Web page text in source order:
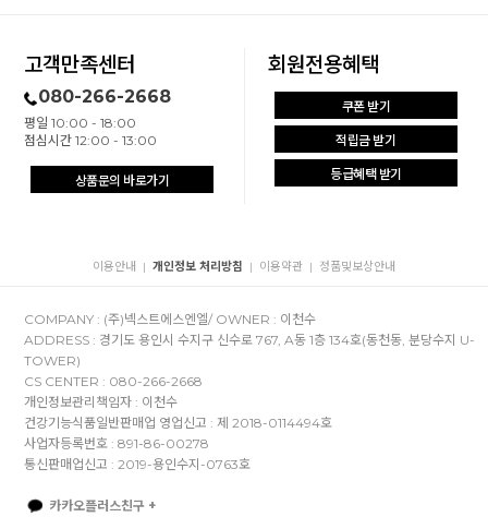
고객만족센터
080-266-2668
평일 10:00 - 18:00
점심시간 12:00 - 13:00
상품문의 바로가기
회원전용혜택
쿠폰 받기
적립금 받기
등급혜택 받기
이용안내 | 개인정보 처리방침 | 이용약관 | 정품및보상안내
COMPANY : (주)넥스트에스엔엘/ OWNER : 이천수
ADDRESS : 경기도 용인시 수지구 신수로 767, A동 1층 134호(동천동, 분당수지 U-
TOWER)
CS CENTER : 080-266-2668
개인정보관리책임자 : 이천수
건강기능식품일반판매업 영업신고 : 제 2018-0114494호
사업자등록번호 : 891-86-00278
통신판매업신고 : 2019-용인수지-0763호
카카오플러스친구 +